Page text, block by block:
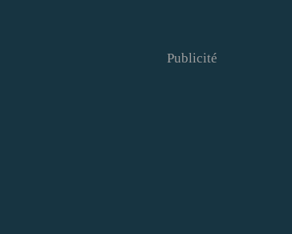
Publicité